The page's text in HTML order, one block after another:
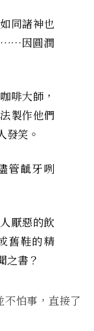
同諸神也
……因圓潤
啡大師，
製作他們
發笑。
管齜牙咧
厭惡的飲
舊鞋的精
之書？
怕事，直接了